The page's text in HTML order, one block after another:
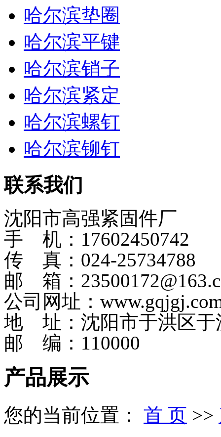
哈尔滨垫圈
哈尔滨平键
哈尔滨销子
哈尔滨紧定
哈尔滨螺钉
哈尔滨铆钉
联系我们
沈阳市高强紧固件厂
手 机：17602450742
传 真：024-25734788
邮 箱：
公司网址：
地 址：沈阳市于洪区于
邮 编：110000
产品展示
您的当前位置： 首 页 >>